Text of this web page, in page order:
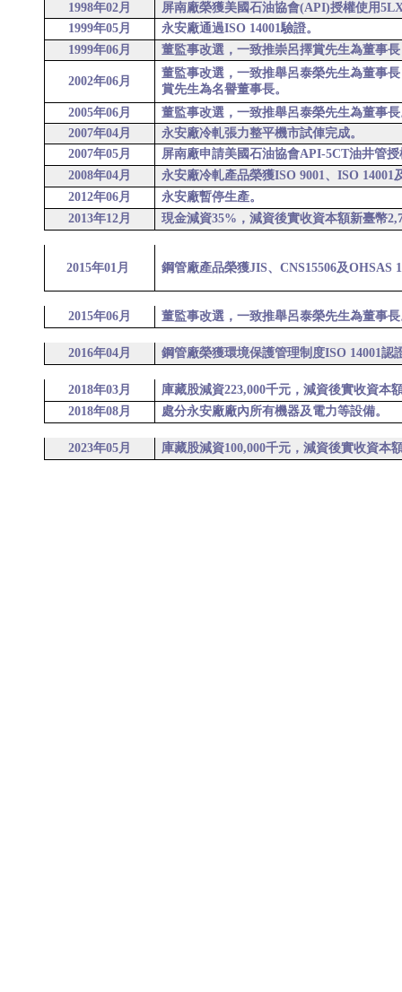
1998年02月 屏南廠榮獲美國石油協會(API)授權使用5L
1999年05月 永安廠通過ISO 14001驗證。
1999年06月 董監事改選，一致推崇呂擇賞先生為董事
2002年06月
董監事改選，一致推舉呂泰榮先生為董事
賞先生為名譽董事長。
2005年06月 董監事改選，一致推舉呂泰榮先生為董事
2007年04月
永安廠冷軋張力整平機市試俥完成。
2007年05月
屏南廠申請美國石油協會API-5CT油井管
2008年04月
永安廠冷軋產品榮獲ISO 9001、ISO 14001
2012年06月
永安廠暫停生產。
2013年12月 現金減資35%，減資後實收資本額新臺幣
2015年01月 鋼管廠產品榮獲JIS、CNS15506及OHSAS
2015年06月 董監事改選，一致推舉呂泰榮先生為董事
2016年04月 鋼管廠榮獲環境保護管理制度ISO 14001認
2018年03月 庫藏股減資223,000千元，減資後實收資本
2018年08月
處分永安廠廠內所有機器及電力等設備。
2023年05月 庫藏股減資100,000千元，減資後實收資本